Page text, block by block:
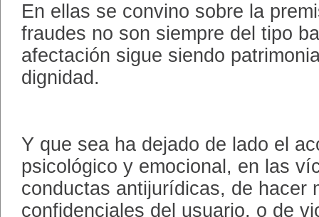
En ellas se convino sobre la
fraudes no son siempre del tipo
afectación sigue siendo
dignidad.
Y que sea ha dejado de lado el
psicológico y emocional, en las
conductas antijurídicas, de hacer
confidenciales del usuario, o de